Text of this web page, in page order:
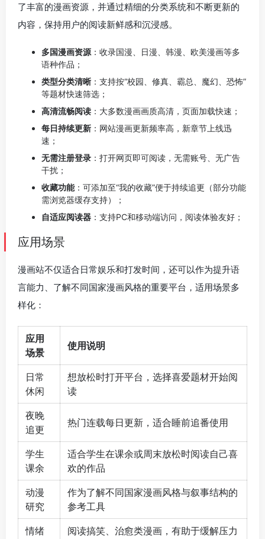
了丰富的漫画资源，并通过精细的分类系统和不断更新的
内容，保持用户的阅读新鲜感和沉浸感。
多国漫画资源 ：收录国漫、日漫、韩漫、欧美漫画等多
语种作品；
类型分类清晰 ：支持按“校园、修真、霸总、魔幻、恐怖”
等题材快速筛选；
高清流畅阅读 ：大多数漫画画质高清，页面加载快速；
每日持续更新 ：网站漫画更新频率高，新章节上线迅
速；
无需注册登录 ：打开网页即可阅读，无需账号、无广告
干扰；
收藏功能：可添加至“我的收藏”便于持续追更（部分功能
需浏览器缓存支持）；
自适应阅读器 ：支持PC和移动端访问，阅读体验友好；
应用场景
漫画站不仅适合日常娱乐和打发时间，还可以作为提升语
言能力、了解不同国家漫画风格的重要平台，适用场景多
样化：
应用
场景
使用说明
日常
休闲
想放松时打开平台，选择喜爱题材开始阅
读
夜晚
追更
热门连载每日更新，适合睡前追番使用
学生
课余
适合学生在课余或周末放松时阅读自己喜
欢的作品
动漫
研究
作为了解不同国家漫画风格与叙事结构的
参考工具
情绪
阅读搞笑、治愈类漫画，有助于缓解压力